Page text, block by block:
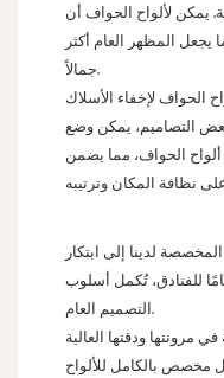
يمكن لألواح الحواف أن
المظهر العام أكثر
جمالاً.
الحواف لإخفاء الأسلاك
بعض التصاميم، يمكن وضع
الحواف، مما يضمن
لدينا إلى ابتكار
للفنادق، تُكمل أسلوب
التصميم العام.
مخصص بالكامل للألواح